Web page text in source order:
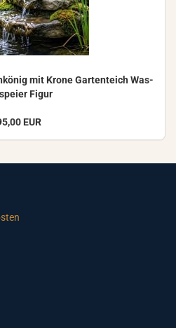
mit Krone Gar­ten­teich Was­
Figur
EUR